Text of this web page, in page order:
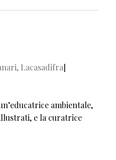
Lacasadifra]
ambientale,
e la curatrice